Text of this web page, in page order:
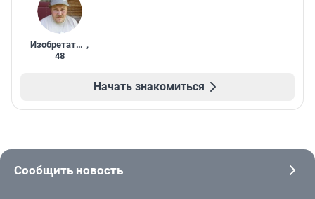
Изобретатель ,
48
Начать знакомиться
Сообщить новость